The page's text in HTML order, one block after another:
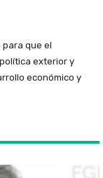
para que el
exterior y
económico y